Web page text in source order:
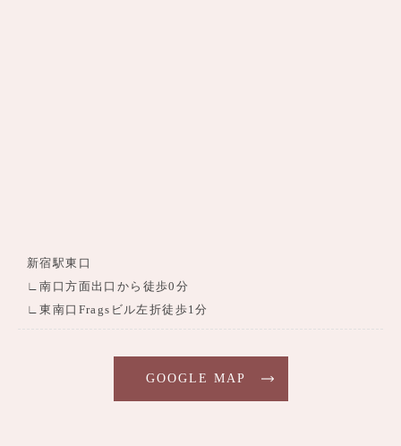
新宿駅東口
∟南口方面出口から徒歩0分
∟東南口Fragsビル左折徒歩1分
GOOGLE MAP